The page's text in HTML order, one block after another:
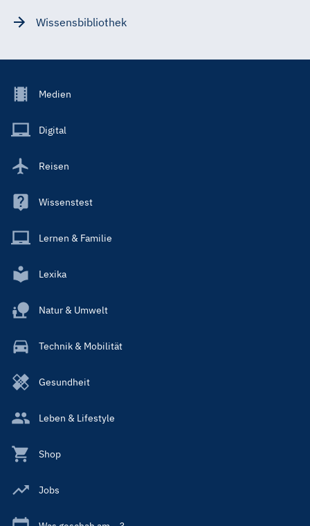
Wissensbibliothek
Footer
Main
Medien
Digital
Reisen
Wissenstest
Lernen & Familie
Lexika
Natur & Umwelt
Technik & Mobilität
Gesundheit
Leben & Lifestyle
Shop
Jobs